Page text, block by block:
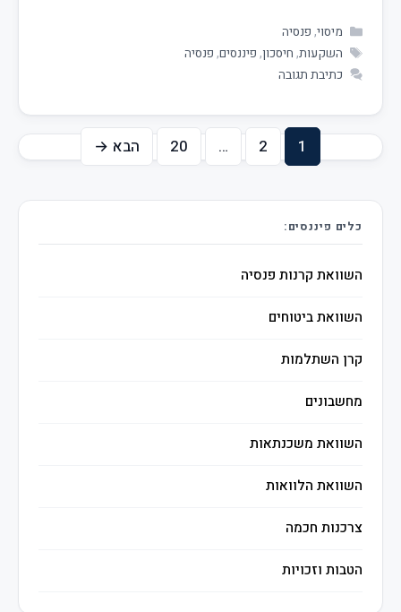
מיסוי, פנסיה
השקעות, חיסכון, פיננסים, פנסיה
כתיבת תגובה
1
2
…
20 הבא →
כלים פיננסים:
השוואת קרנות פנסיה
השוואת ביטוחים
קרן השתלמות
מחשבונים
השוואת משכנתאות
השוואת הלוואות
צרכנות חכמה
הטבות וזכויות